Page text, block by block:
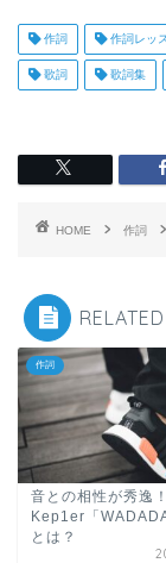
作詞 作詞レッ
歌詞 歌詞集
HOME 作詞
作詞
音との相性が秀逸！
Kep1er「
とは？